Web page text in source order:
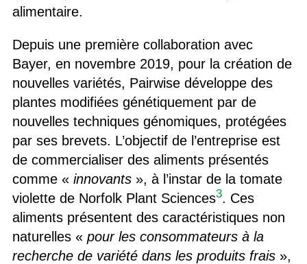
alimentaire.
Depuis une première collaboration avec
Bayer, en novembre 2019, pour la création de
nouvelles variétés, Pairwise développe des
plantes modifiées génétiquement par de
nouvelles techniques génomiques, protégées
par ses brevets. L’objectif de l’entreprise est
de commercialiser des aliments présentés
comme « innovants», à l’instar de la tomate
violette de Norfolk Plant Sciences3. Ces
aliments présentent des caractéristiques non
naturelles « pour les consommateurs à la
recherche de variété dans les produits frais »,